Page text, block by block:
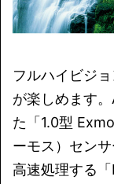
フルハイビジ
が楽しめます
た「1.0型
ーモス）セン
高速処理する